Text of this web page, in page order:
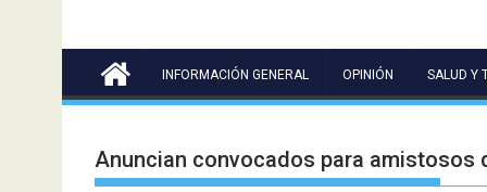
INFORMACIÓN GENERAL OPINIÓN SALUD Y
Anuncian convocados para amistosos